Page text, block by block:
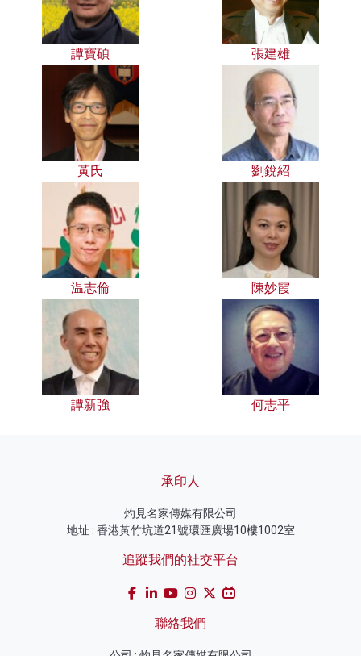
譚寶碩 張建雄
黃氏 劉銳紹
温志倫 陳妙霞
譚新強 何志平
承印人
灼見名家傳媒有限公司
地址 : 香港黃竹坑道21號環匯廣場10樓1002室
追蹤我們的社交平台
聯絡我們